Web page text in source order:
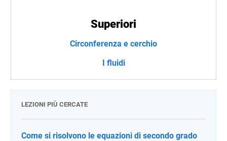
Superiori
Circonferenza e cerchio
I fluidi
LEZIONI PIÙ CERCATE
Come si risolvono le equazioni di secondo grado